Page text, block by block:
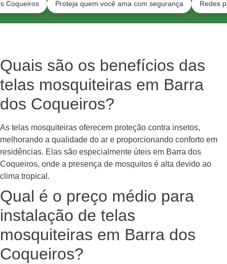
Proteja quem você ama com segurança Redes para
Quais são os benefícios das
telas mosquiteiras em Barra
dos Coqueiros?
As telas mosquiteiras oferecem proteção contra insetos,
melhorando a qualidade do ar e proporcionando conforto em
residências. Elas são especialmente úteis em Barra dos
Coqueiros, onde a presença de mosquitos é alta devido ao
clima tropical.
Qual é o preço médio para
instalação de telas
mosquiteiras em Barra dos
Coqueiros?